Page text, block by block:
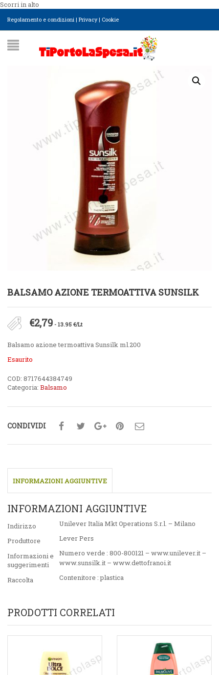
Scorri in alto
Regolamento e condizioni | Privacy| Cookie
BALSAMO AZIONE TERMOATTIVA SUNSILK
€2,79 - 13.95 €/Lt
Balsamo azione termoattiva Sunsilk ml.200
Esaurito
COD: 8717644384749
Categoria: Balsamo
CONDIVIDI
INFORMAZIONI AGGIUNTIVE
INFORMAZIONI AGGIUNTIVE
Indirizzo
Unilever Italia Mkt Operations S.r.l. – Milano
Produttore
Lever Pers
Informazioni e
suggerimenti
Numero verde : 800-800121 – www.unilever.it –
www.sunsilk.it – www.dettofranoi.it
Raccolta
Contenitore : plastica
PRODOTTI CORRELATI